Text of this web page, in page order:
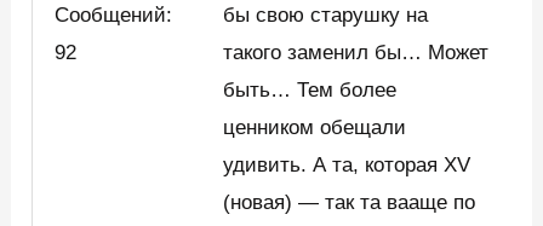
Сообщений:
92
бы свою старушку на
такого заменил бы… Может
быть… Тем более
ценником обещали
удивить. А та, которая XV
(новая) — так та вааще по